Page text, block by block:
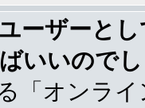
ーザーと
いいので
「オンラ